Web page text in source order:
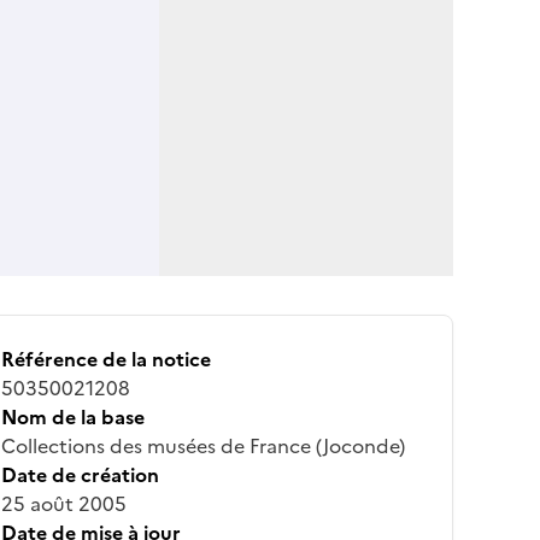
Référence de la notice
50350021208
Nom de la base
Collections des musées de France (Joconde)
Date de création
25 août 2005
Date de mise à jour